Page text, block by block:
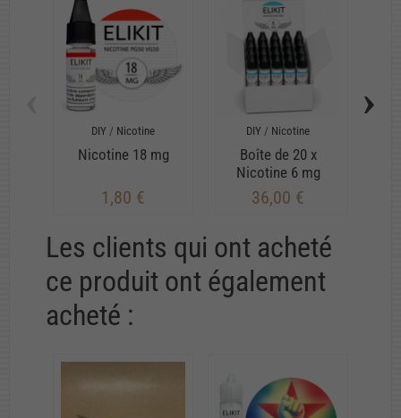
DIY / Nicotine
Nicotine 18 mg
1,80 €
DIY / Nicotine
Boîte de 20 x
Nicotine 6 mg
36,00 €
›
Les clients qui ont acheté
ce produit ont également
acheté :